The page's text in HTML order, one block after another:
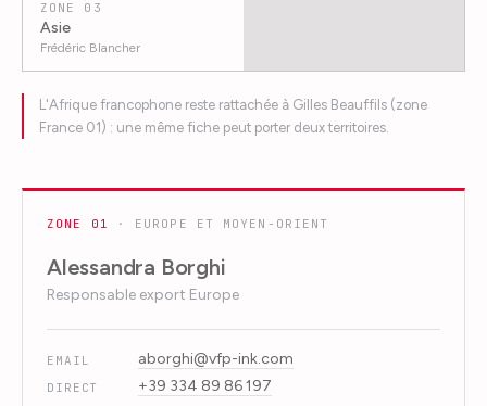
ZONE 03
Asie
Frédéric Blancher
L'Afrique francophone reste rattachée à Gilles Beauffils (zone
France 01) : une même fiche peut porter deux territoires.
ZONE 01 · EUROPE ET MOYEN-ORIENT
Alessandra Borghi
Responsable export Europe
EMAIL aborghi@vfp-ink.com
DIRECT +39 334 89 86 197